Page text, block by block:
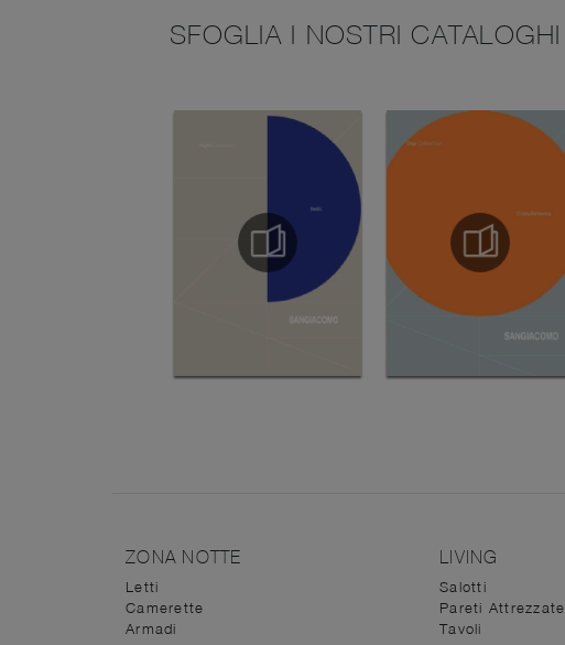
SFOGLIA I NOSTRI CATALOGHI
ZONA NOTTE
Letti
Camerette
Armadi
LIVING
Salotti
Pareti Attrezzate
Tavoli